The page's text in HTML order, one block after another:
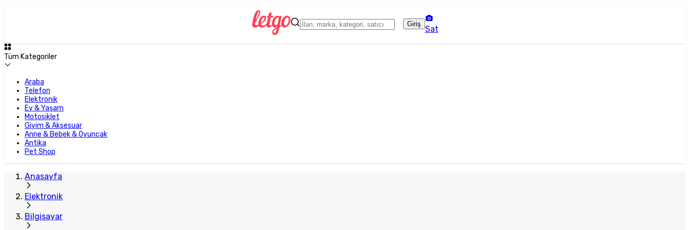
Giriş
Sat
Tüm Kategoriler
Araba
Telefon
Elektronik
Ev & Yaşam
Motosiklet
Giyim & Aksesuar
Anne & Bebek & Oyuncak
Antika
Pet Shop
Anasayfa
Elektronik
Bilgisayar